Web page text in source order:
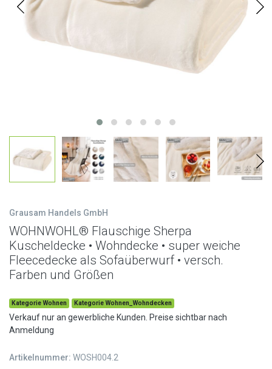
Grausam Handels GmbH
WOHNWOHL® Flauschige Sherpa
Kuscheldecke • Wohndecke • super weiche
Fleecedecke als Sofaüberwurf • versch.
Farben und Größen
Kategorie Wohnen Kategorie Wohnen_Wohndecken
Verkauf nur an gewerbliche Kunden. Preise sichtbar nach
Anmeldung
Artikelnummer: WOSH004.2